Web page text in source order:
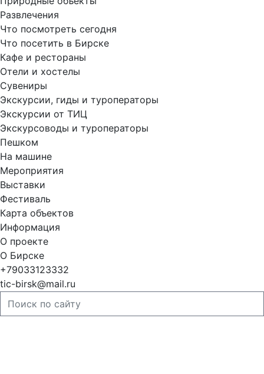
Развлечения
Что посмотреть сегодня
Что посетить в Бирске
Кафе и рестораны
Отели и хостелы
Сувениры
Экскурсии, гиды и туроператоры
Экскурсии от ТИЦ
Экскурсоводы и туроператоры
Пешком
На машине
Мероприятия
Выставки
Фестиваль
Карта объектов
Информация
О проекте
О Бирске
+79033123332
tic-birsk@mail.ru